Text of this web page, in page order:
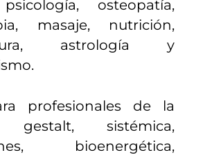
osteopatía,
masaje, nutrición,
astrología y
profesionales de la
gestalt, sistémica,
bioenergética,